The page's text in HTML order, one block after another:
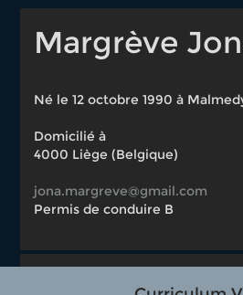
Margrève
Né le 12 octobre 1990 à
Domicilié à
4000 Liège (Belgique)
jona.margreve@gmail.com
Permis de conduire B